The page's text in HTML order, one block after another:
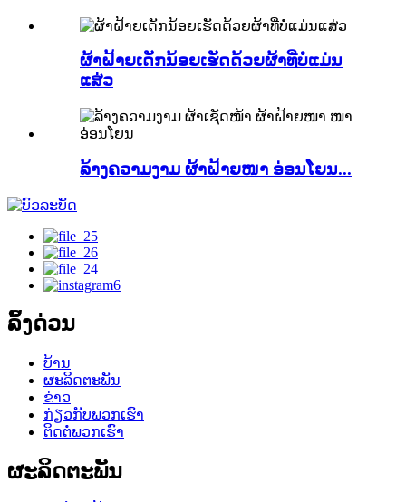
ຜ້າຝ້າຍເດັກນ້ອຍເຮັດດ້ວຍຜ້າທີ່ບໍ່ແມ່ນ
ແສ່ວ
ລ້າງຄວາມງາມ ຜ້າຝ້າຍໜາ ອ່ອນໂຍນ...
ລິ້ງດ່ວນ
ບ້ານ
ຜະລິດຕະພັນ
ຂ່າວ
ກ່ຽວກັບພວກເຮົາ
ຕິດຕໍ່ພວກເຮົາ
ຜະລິດຕະພັນ